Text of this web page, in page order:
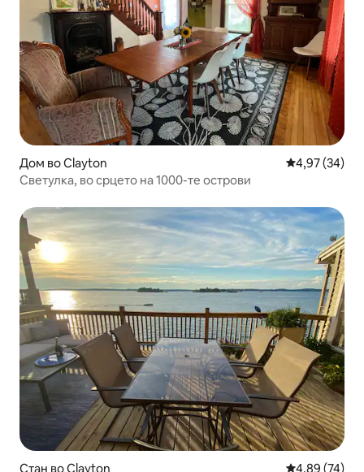
Дом во Clayton Просечна
4,97 (34)
Светулка, во срцето на 1000-те острови
Стан во Clayton Просечна
4,89 (74)